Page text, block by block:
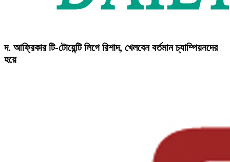
দ. আফ্রিকার টি-টোয়েন্টি লিগে রিশাদ, খেলবেন বর্তমান চ্যাম্পিয়নদের
হয়ে